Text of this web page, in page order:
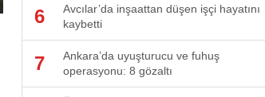
6
Avcılar’da inşaattan düşen işçi hayatını
kaybetti
7
Ankara’da uyuşturucu ve fuhuş
operasyonu: 8 gözaltı